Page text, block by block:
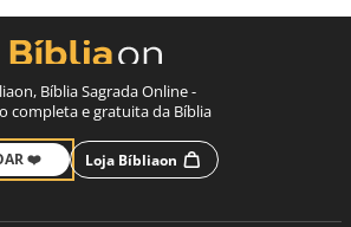
Bíblia Sagrada Online -
completa e gratuita da Bíblia
❤️ Loja Bíbliaon